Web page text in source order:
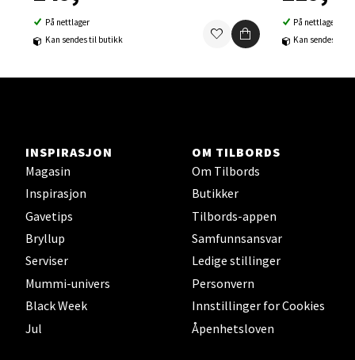
På nettlager
Kan sendes til butikk
På nettlager
Kan sendes til
INSPIRASJON
Magasin
Inspirasjon
Gavetips
Bryllup
Serviser
Mummi-univers
Black Week
Jul
OM TILBORDS
Om Tilbords
Butikker
Tilbords-appen
Samfunnsansvar
Ledige stillinger
Personvern
Innstillinger for Cookies
Åpenhetsloven
0 i butikk
Strømmen - Thon Senter Strømmen
Støperivn. 5, 2010 Strømmen